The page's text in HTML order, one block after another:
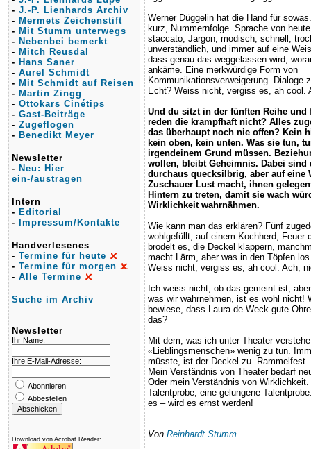
- J.-P. Lienhards Archiv
- Mermets Zeichenstift
- Mit Stumm unterwegs
- Nebenbei bemerkt
- Mitch Reusdal
- Hans Saner
- Aurel Schmidt
- Mit Schmidt auf Reisen
- Martin Zingg
- Ottokars Cinétips
- Gast-Beiträge
- Zugeflogen
- Benedikt Meyer
Newsletter
- Neu: Hier
ein-/austragen
Intern
- Editorial
-
Impressum/Kontakte
Handverlesenes
- Termine für heute
- Termine für morgen
- Alle Termine
Suche im Archiv
Newsletter
Ihr Name:
Ihre E-Mail-Adresse:
Abonnieren
Abbestellen
Download von Acrobat Reader:
Werner Düggelin hat die Hand für
kurz, Nummernfolge. Sprache von
staccato, Jargon, modisch, schnell,
unverständlich, und immer auf eine
dass genau das weggelassen wird,
ankäme. Eine merkwürdige Form von
Kommunikationsverweigerung. Dialoge
Echt? Weiss nicht, vergiss es, ah cool.
Und du sitzt in der fünften Reihe und
reden die krampfhaft nicht? Alles
das überhaupt noch nie offen? Kein
kein oben, kein unten. Was sie tun,
irgendeinem Grund müssen.
wollen, bleibt Geheimnis. Dabei sind
durchaus quecksilbrig, aber auf eine
Zuschauer Lust macht, ihnen
Hintern zu treten, damit sie wach
Wirklichkeit wahrnähmen.
Wie kann man das erklären? Fünf
wohlgefüllt, auf einem Kochherd, Feuer
brodelt es, die Deckel klappern,
macht Lärm, aber was in den Töpfen
Weiss nicht, vergiss es, ah cool. Ach,
Ich weiss nicht, ob das gemeint ist,
was wir wahrnehmen, ist es wohl nicht!
bewiese, dass Laura de Weck gute
das?
Mit dem, was ich unter Theater
«Lieblingsmenschen» wenig zu tun.
müsste, ist der Deckel zu. Rammelfest.
Mein Verständnis von Theater bedarf
Oder mein Verständnis von
Talentprobe, eine gelungene
es – wird es ernst werden!
Von Reinhardt Stumm